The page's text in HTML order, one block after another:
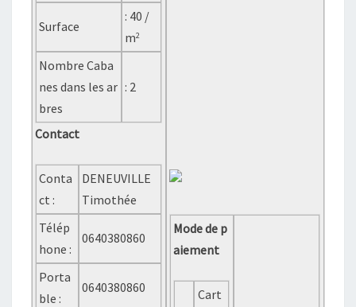
Surface
: 40 /
m2
Nombre Caba
nes dans les ar
bres
: 2
Contact
Conta
ct :
DENEUVILLE
Timothée
Télép
hone :
0640380860
Porta
ble :
0640380860
Mode de p
aiement
Cart